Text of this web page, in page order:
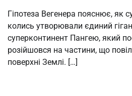
Гіпотеза Вегенера пояснює, як
колись утворювали єдиний
суперконтинент Пангею, який
розійшовся на частини, що
поверхні Землі. […]